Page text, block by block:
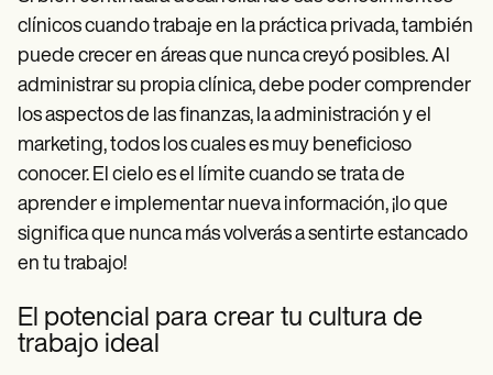
clínicos cuando trabaje en la práctica privada, también
puede crecer en áreas que nunca creyó posibles. Al
administrar su propia clínica, debe poder comprender
los aspectos de las finanzas, la administración y el
marketing, todos los cuales es muy beneficioso
conocer. El cielo es el límite cuando se trata de
aprender e implementar nueva información, ¡lo que
significa que nunca más volverás a sentirte estancado
en tu trabajo!
El potencial para crear tu cultura de
trabajo ideal